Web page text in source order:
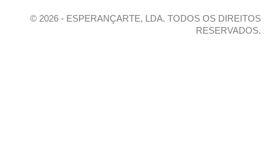
© 2026 - ESPERANÇARTE, LDA. TODOS OS DIREITOS
RESERVADOS.